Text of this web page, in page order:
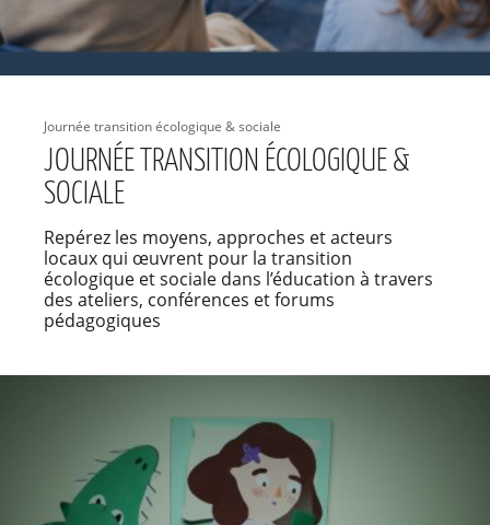
Journée transition écologique & sociale
JOURNÉE TRANSITION ÉCOLOGIQUE &
SOCIALE
Repérez les moyens, approches et acteurs
locaux qui œuvrent pour la transition
écologique et sociale dans l’éducation à travers
des ateliers, conférences et forums
pédagogiques